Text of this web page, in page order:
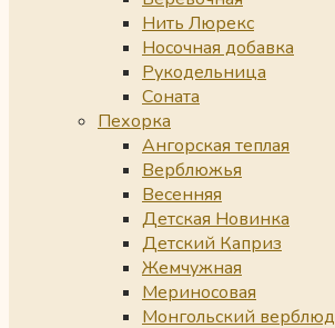
Нить Люрекс
Носочная добавка
Рукодельница
Соната
Пехорка
Ангорская теплая
Верблюжья
Весенняя
Детская Новинка
Детский Каприз
Жемчужная
Мериносовая
Монгольский верблюд